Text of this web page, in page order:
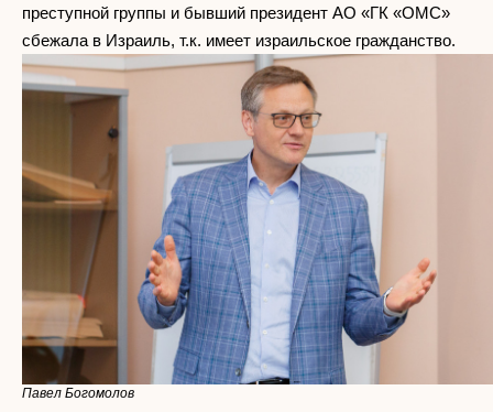
преступной группы и бывший президент АО «ГК «ОМС»
сбежала в Израиль, т.к. имеет израильское гражданство.
Павел Богомолов